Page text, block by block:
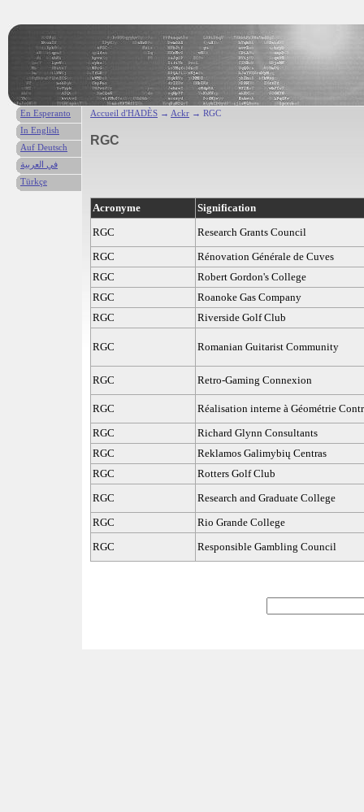
Accueil d'HADÈS → Ackr → RGC
RGC
Acronyme
Signification
RGC
Research Grants Council
RGC
Rénovation Générale de Cuves
RGC
Robert Gordon's College
RGC
Roanoke Gas Company
RGC
Riverside Golf Club
RGC Romanian Guitarist Community
RGC Retro-Gaming Connexion
RGC
Réalisation interne à Géométrie
RGC
Richard Glynn Consultants
RGC
Reklamos Galimybių Centras
RGC
Rotters Golf Club
RGC
Research and Graduate College
RGC
Rio Grande College
RGC
Responsible Gambling Council
En Esperanto
In English
Auf Deutsch
في العربية
Türkçe